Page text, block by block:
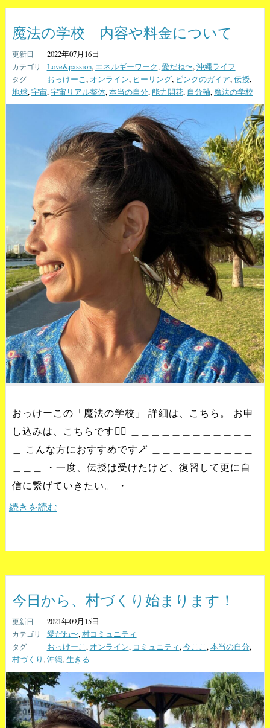
魔法の学校 内容や料金について
2022年07月16日
Love&passion, エネルギーワーク, 愛だね〜, 沖縄ライフ
おっけーこ , オンライン, ヒーリング, ピンクのガイア, 伝授,
地球, 宇宙, 宇宙リアル整体, 本当の自分, 能力開花, 自分軸, 魔法の学校
おっけーこの「魔法の学校」 詳細は、こちら。 お申
し込みは、こちらです💁‍♀️ ＿＿＿＿＿＿＿＿＿＿＿＿
＿ こんな方におすすめです🪄 ＿＿＿＿＿＿＿＿＿＿
＿＿＿ ・一度、伝授は受けたけど、復習して更に自
信に繋げていきたい。 ・
続きを読む
今日から、村づくり始まります！
2021年09月15日
愛だね〜,村コミュニティ
おっけーこ, オンライン, コミュニティ,今ここ,本当の自分,
村づくり,沖縄,生きる